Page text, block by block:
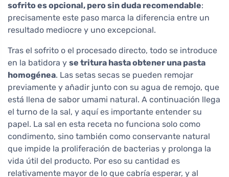
sofrito es opcional, pero sin duda recomendable:
precisamente este paso marca la diferencia entre un
resultado mediocre y uno excepcional.
Tras el sofrito o el procesado directo, todo se introduce
en la batidora y se tritura hasta obtener una pasta
homogénea. Las setas secas se pueden remojar
previamente y añadir junto con su agua de remojo, que
está llena de sabor umami natural. A continuación llega
el turno de la sal, y aquí es importante entender su
papel. La sal en esta receta no funciona solo como
condimento, sino también como conservante natural
que impide la proliferación de bacterias y prolonga la
vida útil del producto. Por eso su cantidad es
relativamente mayor de lo que cabría esperar, y al